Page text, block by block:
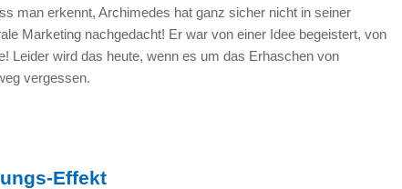
man erkennt, Archimedes hat ganz sicher nicht in seiner
Marketing nachgedacht! Er war von einer Idee begeistert, von
Leider wird das heute, wenn es um das Erhaschen von
vergessen.
Effekt